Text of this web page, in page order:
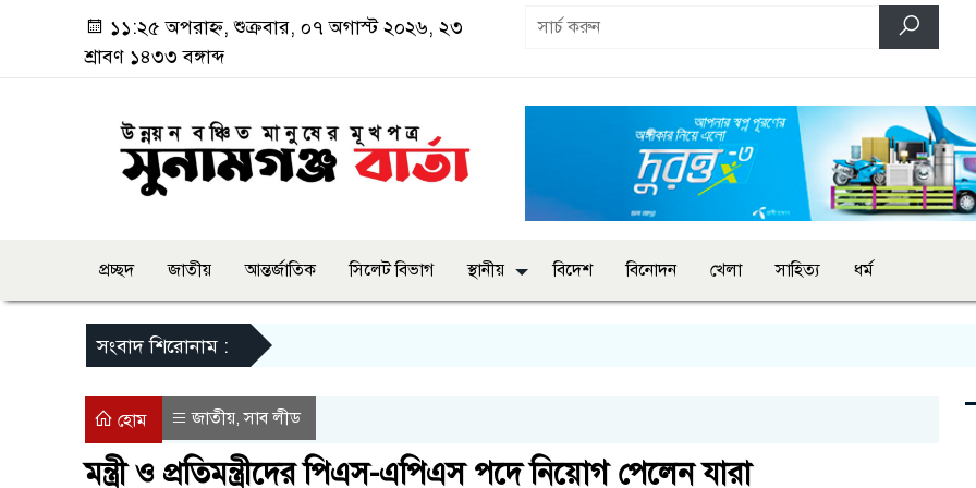
১১:২৫ অপরাহ্ন, শুক্রবার, ০৭ অগাস্ট ২০২৬, ২৩
শ্রাবণ ১৪৩৩ বঙ্গাব্দ
প্রচ্ছদ জাতীয় আন্তর্জাতিক সিলেট বিভাগ স্থানীয় বিদেশ বিনোদন খেলা সাহিত্য ধর্ম
সংবাদ শিরোনাম :
হোম জাতীয় ,সাব লীড
মন্ত্রী ও প্রতিমন্ত্রীদের পিএস-এপিএস পদে নিয়োগ পেলেন যারা